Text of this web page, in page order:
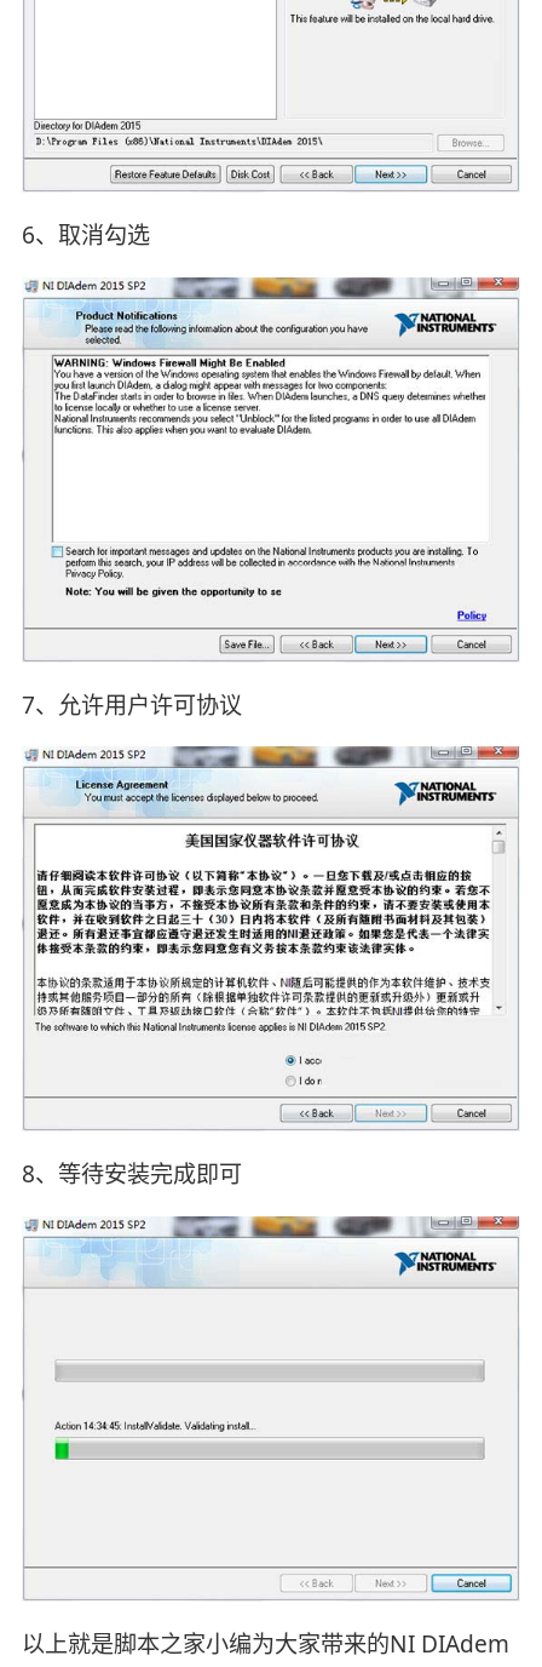
6、取消勾选
7、允许用户许可协议
8、等待安装完成即可
以上就是脚本之家小编为大家带来的NI DIAdem